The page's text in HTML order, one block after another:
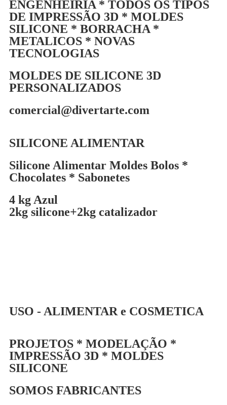
ENGENHEIRIA * TODOS OS TIPOS
DE IMPRESSÃO 3D * MOLDES
SILICONE * BORRACHA *
METALICOS * NOVAS
TECNOLOGIAS
MOLDES DE SILICONE 3D
PERSONALIZADOS
comercial@divertarte.com
SILICONE ALIMENTAR
Silicone Alimentar Moldes Bolos *
Chocolates * Sabonetes
4 kg Azul
2kg silicone+2kg catalizador
USO - ALIMENTAR e COSMETICA
PROJETOS * MODELAÇÃO *
IMPRESSÃO 3D * MOLDES
SILICONE
SOMOS FABRICANTES